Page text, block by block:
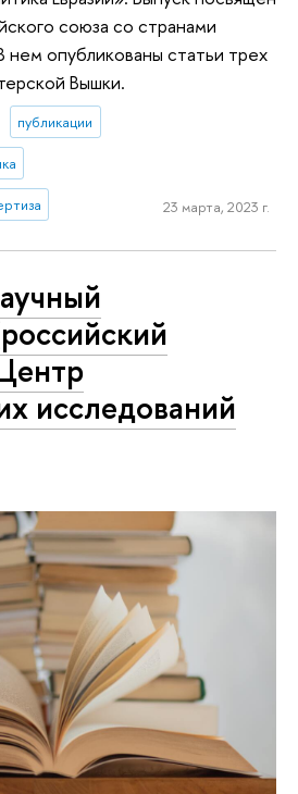
союза со странами
нем опубликованы статьи трех
Вышки.
публикации
23 марта, 2023 г.
исследований